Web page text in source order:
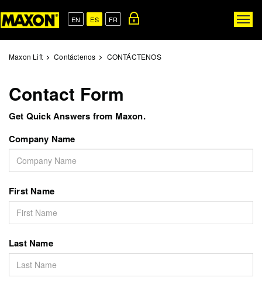
to
EN ES FR
Maxon Lift Contáctenos CONTÁCTENOS
Contact Form
Get Quick Answers from Maxon.
Company Name
First Name
Last Name